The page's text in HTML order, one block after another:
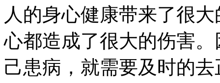
人的身心健康带来了很
心都造成了很大的伤害
己患病，就需要及时的